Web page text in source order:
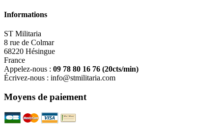
Informations
ST Militaria
8 rue de Colmar
68220 Hésingue
France
Appelez-nous : 09 78 80 16 76 (20cts/min)
Écrivez-nous : info@stmilitaria.com
Moyens de paiement